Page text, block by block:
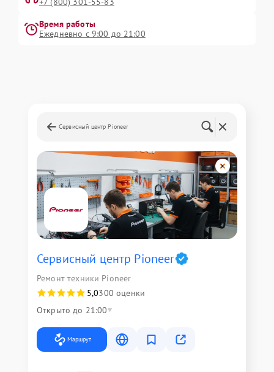
Время работы
Ежедневно с 9:00 до 21:00
Сервисный центр Pioneer
Сервисный центр Pioneer
Ремонт техники Pioneer
5,0300 оценки
Открыто до 21:00
Маршрут